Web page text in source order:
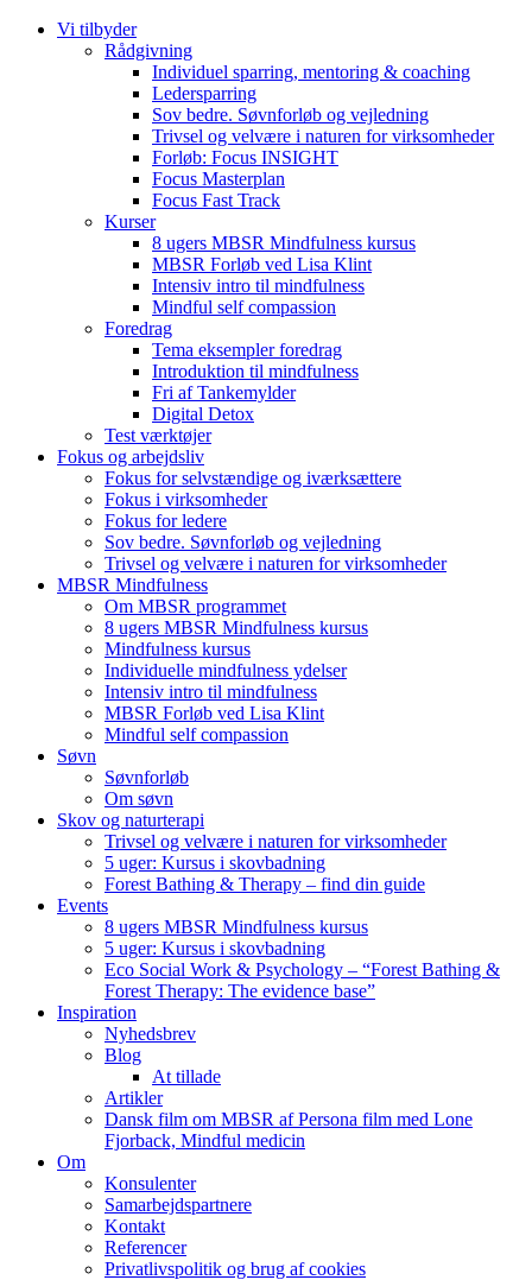
Vi tilbyder
Rådgivning
Individuel sparring, mentoring & coaching
Ledersparring
Sov bedre. Søvnforløb og vejledning
Trivsel og velvære i naturen for virksomheder
Forløb: Focus INSIGHT
Focus Masterplan
Focus Fast Track
Kurser
8 ugers MBSR Mindfulness kursus
MBSR Forløb ved Lisa Klint
Intensiv intro til mindfulness
Mindful self compassion
Foredrag
Tema eksempler foredrag
Introduktion til mindfulness
Fri af Tankemylder
Digital Detox
Test værktøjer
Fokus og arbejdsliv
Fokus for selvstændige og iværksættere
Fokus i virksomheder
Fokus for ledere
Sov bedre. Søvnforløb og vejledning
Trivsel og velvære i naturen for virksomheder
MBSR Mindfulness
Om MBSR programmet
8 ugers MBSR Mindfulness kursus
Mindfulness kursus
Individuelle mindfulness ydelser
Intensiv intro til mindfulness
MBSR Forløb ved Lisa Klint
Mindful self compassion
Søvn
Søvnforløb
Om søvn
Skov og naturterapi
Trivsel og velvære i naturen for virksomheder
5 uger: Kursus i skovbadning
Forest Bathing & Therapy – find din guide
Events
8 ugers MBSR Mindfulness kursus
5 uger: Kursus i skovbadning
Eco Social Work & Psychology – “Forest Bathing &
Forest Therapy: The evidence base”
Inspiration
Nyhedsbrev
Blog
At tillade
Artikler
Dansk film om MBSR af Persona film med Lone
Fjorback, Mindful medicin
Om
Konsulenter
Samarbejdspartnere
Kontakt
Referencer
Privatlivspolitik og brug af cookies